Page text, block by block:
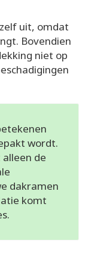
uit, omdat
Bovendien
niet op
wordt.
de
dakramen
komt